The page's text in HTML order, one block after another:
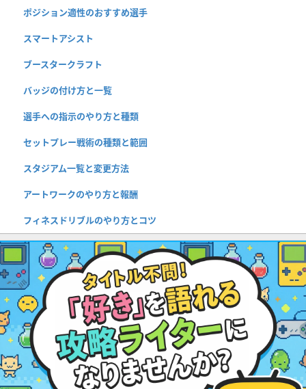
ポジション適性のおすすめ選手
スマートアシスト
ブースタークラフト
バッジの付け方と一覧
選手への指示のやり方と種類
セットプレー戦術の種類と範囲
スタジアム一覧と変更方法
アートワークのやり方と報酬
フィネスドリブルのやり方とコツ